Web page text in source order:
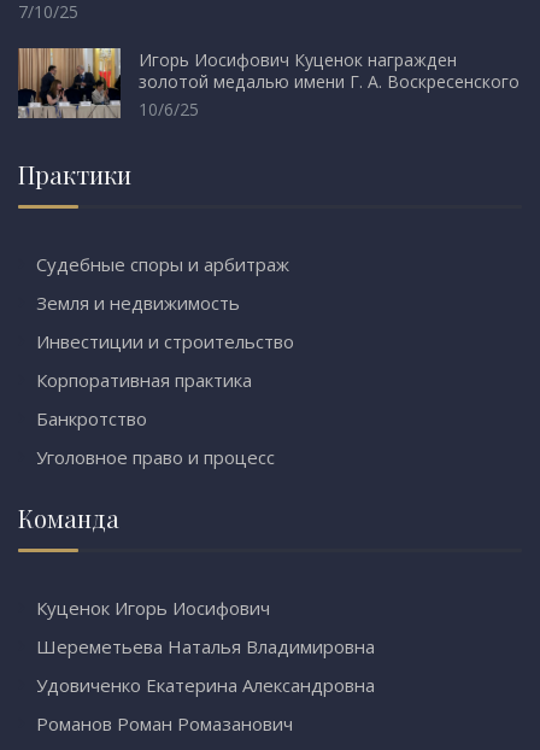
7/10/25
Игорь Иосифович Куценок награжден
золотой медалью имени Г. А. Воскресенского
10/6/25
Практики
Судебные споры и арбитраж
Земля и недвижимость
Инвестиции и строительство
Корпоративная практика
Банкротство
Уголовное право и процесс
Команда
Куценок Игорь Иосифович
Шереметьева Наталья Владимировна
Удовиченко Екатерина Александровна
Романов Роман Ромазанович